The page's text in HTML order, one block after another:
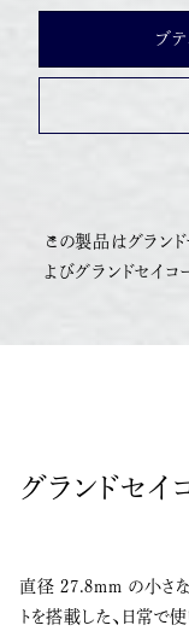
ブ
この製品はグランド
よびグランドセイコ
グランドセイ
直径 27.8mm の小さ
トを搭載した、日常で